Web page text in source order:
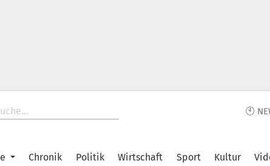
🕙
Chronik Politik Wirtschaft Sport Kultur